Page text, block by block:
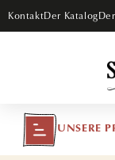
ZUM
INHALT
KontaktDer Katalog
UNSERE